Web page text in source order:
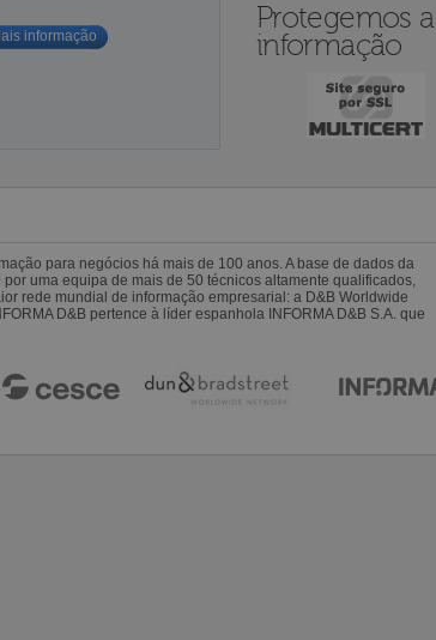
informação
Protegemos a
informação
para negócios há mais de 100 anos. A base de dados da
uma equipa de mais de 50 técnicos altamente qualificados,
rede mundial de informação empresarial: a D&B Worldwide
D&B pertence à líder espanhola INFORMA D&B S.A. que